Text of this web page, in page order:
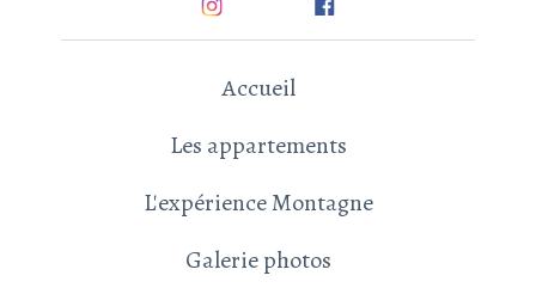
Accueil
Les appartements
L'expérience Montagne
Galerie photos